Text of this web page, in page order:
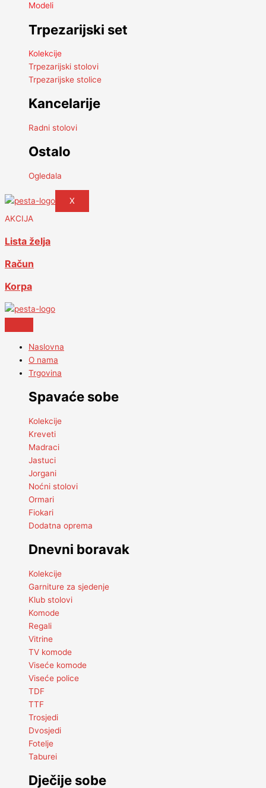
Modeli
Trpezarijski set
Kolekcije
Trpezarijski stolovi
Trpezarijske stolice
Kancelarije
Radni stolovi
Ostalo
Ogledala
X
AKCIJA
Lista želja
Račun
Korpa
Naslovna
O nama
Trgovina
Spavaće sobe
Kolekcije
Kreveti
Madraci
Jastuci
Jorgani
Noćni stolovi
Ormari
Fiokari
Dodatna oprema
Dnevni boravak
Kolekcije
Garniture za sjedenje
Klub stolovi
Komode
Regali
Vitrine
TV komode
Viseće komode
Viseće police
TDF
TTF
Trosjedi
Dvosjedi
Fotelje
Taburei
Dječije sobe